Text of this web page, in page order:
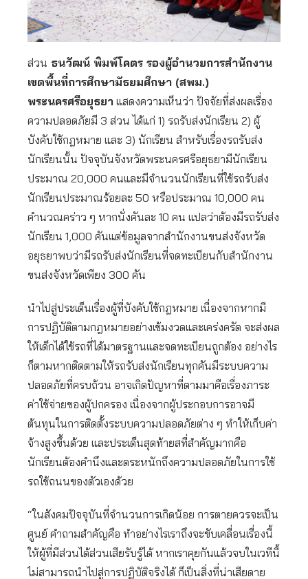
ส่วน ธนวัฒน์ พิมพ์โคตร รองผู้อำนวยการสำนักงาน
เขตพื้นที่การศึกษามัธยมศึกษา (สพม.)
พระนครศรีอยุธยา แสดงความเห็นว่า ปัจจัยที่ส่งผลเรื่อง
ความปลอดภัยมี 3 ส่วน ได้แก่ 1) รถรับส่งนักเรียน 2) ผู้
บังคับใช้กฎหมาย และ 3) นักเรียน สำหรับเรื่องรถรับส่ง
นักเรียนนั้น ปัจจุบันจังหวัดพระนครศรีอยุธยามีนักเรียน
ประมาณ 20,000 คนและมีจำนวนนักเรียนที่ใช้รถรับส่ง
นักเรียนประมาณร้อยละ 50 หรือประมาณ 10,000 คน
คำนวณคร่าว ๆ หากนั่งคันละ 10 คน แปลว่าต้องมีรถรับส่ง
นักเรียน 1,000 คันแต่ข้อมูลจากสำนักงานขนส่งจังหวัด
อยุธยาพบว่ามีรถรับส่งนักเรียนที่จดทะเบียนกับสำนักงาน
ขนส่งจังหวัดเพียง 300 คัน
นำไปสู่ประเด็นเรื่องผู้ที่บังคับใช้กฎหมาย เนื่องจากหากมี
การปฏิบัติตามกฎหมายอย่างเข้มงวดและเคร่งครัด จะส่งผล
ให้เด็กได้ใช้รถที่ได้มาตรฐานและจดทะเบียนถูกต้อง อย่างไร
ก็ตามหากติดตามให้รถรับส่งนักเรียนทุกคันมีระบบความ
ปลอดภัยที่ครบถ้วน อาจเกิดปัญหาที่ตามมาคือเรื่องภาระ
ค่าใช้จ่ายของผู้ปกครอง เนื่องจากผู้ประกอบการอาจมี
ต้นทุนในการติดตั้งระบบความปลอดภัยต่าง ๆ ทำให้เก็บค่า
จ้างสูงขึ้นด้วย และประเด็นสุดท้ายสที่สำคัญมากคือ
นักเรียนต้องคำนึงและตระหนักถึงความปลอดภัยในการใช้
รถใช้ถนนของตัวเองด้วย
“ในสังคมปัจจุบันที่จำนวนการเกิดน้อย การตายควรจะเป็น
ศูนย์ คำถามสำคัญคือ ทำอย่างไรเราถึงจะขับเคลื่อนเรื่องนี้
ให้ผู้ที่มีส่วนได้ส่วนเสียรับรู้ได้ หากเราคุยกันแล้วจบในเวทีนี้
ไม่สามารถนำไปสู่การปฏิบัติจริงได้ ก็เป็นสิ่งที่น่าเสียดาย